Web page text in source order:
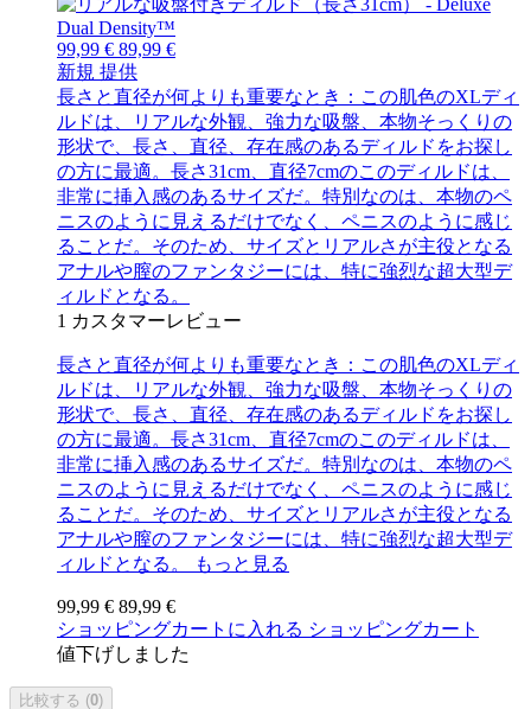
99,99 € 89,99 €
新規 提供
長さと直径が何よりも重要なとき：この肌色のXLディ
ルドは、リアルな外観、強力な吸盤、本物そっくりの
形状で、長さ、直径、存在感のあるディルドをお探し
の方に最適。長さ31cm、直径7cmのこのディルドは、
非常に挿入感のあるサイズだ。特別なのは、本物のペ
ニスのように見えるだけでなく、ペニスのように感じ
ることだ。そのため、サイズとリアルさが主役となる
アナルや膣のファンタジーには、特に強烈な超大型デ
ィルドとなる。
1 カスタマーレビュー
長さと直径が何よりも重要なとき：この肌色のXLディ
ルドは、リアルな外観、強力な吸盤、本物そっくりの
形状で、長さ、直径、存在感のあるディルドをお探し
の方に最適。長さ31cm、直径7cmのこのディルドは、
非常に挿入感のあるサイズだ。特別なのは、本物のペ
ニスのように見えるだけでなく、ペニスのように感じ
ることだ。そのため、サイズとリアルさが主役となる
アナルや膣のファンタジーには、特に強烈な超大型デ
ィルドとなる。
もっと見る
99,99 € 89,99 €
ショッピングカートに入れる ショッピングカート
値下げしました
比較する (0)